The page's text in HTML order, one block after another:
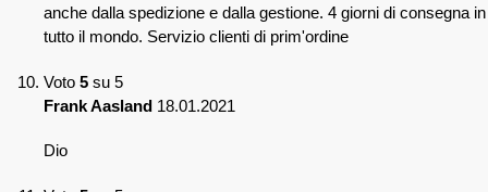
anche dalla spedizione e dalla gestione. 4 giorni di consegna in
tutto il mondo. Servizio clienti di prim'ordine
Voto 5 su 5
Frank Aasland 18.01.2021
Dio